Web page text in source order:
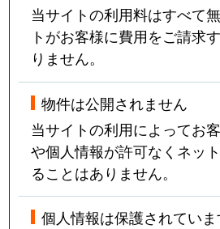
当サイトの利用料はすべて
トがお客様に費用をご請求
りません。
物件は公開されません
当サイトの利用によってお
や個人情報が許可なくネッ
ることはありません。
個人情報は保護されていま